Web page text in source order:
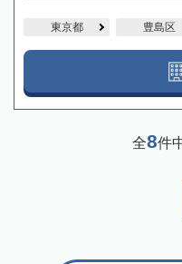
東京都 豊島区
全8件